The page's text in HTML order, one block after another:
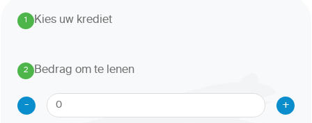
1. Kies uw krediet
2
.
Bedrag om te lenen
-
+